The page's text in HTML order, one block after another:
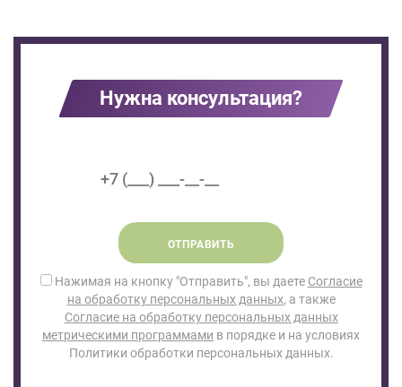
Нужна консультация?
ОТПРАВИТЬ
Нажимая на кнопку "Отправить", вы даете Согласие
на обработку персональных данных, а также
Согласие на обработку персональных данных
метрическими программами в порядке и на условиях
Политики обработки персональных данных.